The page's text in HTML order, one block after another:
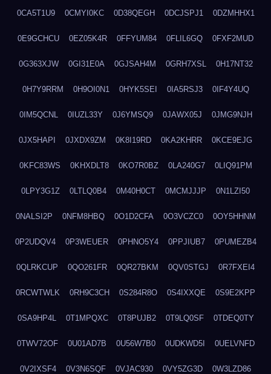
0CA5T1U9 0CMYI0KC 0D38QEGH 0DCJSPJ1 0DZMHHX1
0E9GCHCU 0EZ05K4R 0FFYUM84 0FLIL6GQ 0FXF2MUD
0G363XJW 0GI31E0A 0GJSAH4M 0GRH7XSL 0H17NT32
0H7Y9RRM 0H9OI0N1 0HYK5SEI 0IA5RSJ3 0IF4Y4UQ
0IM5QCNL 0IUZL33Y 0J6YMSQ9 0JAWX05J 0JMG9NJH
0JX5HAPI 0JXDX9ZM 0K8I19RD 0KA2KHRR 0KCE9EJG
0KFC83WS 0KHXDLT8 0KO7R0BZ 0LA240G7 0LIQ91PM
0LPY3G1Z 0LTLQ0B4 0M40H0CT 0MCMJJJP 0N1LZI50
0NALSI2P 0NFM8HBQ 0O1D2CFA 0O3VCZC0 0OY5HHNM
0P2UDQV4 0P3WEUER 0PHNO5Y4 0PPJIUB7 0PUMEZB4
0QLRKCUP 0QO261FR 0QR27BKM 0QV0STGJ 0R7FXEI4
0RCWTWLK 0RH9C3CH 0S284R8O 0S4IXXQE 0S9E2KPP
0SA9HP4L 0T1MPQXC 0T8PUJB2 0T9LQ0SF 0TDEQ0TY
0TWV72OF 0U01AD7B 0U56W7B0 0UDKWD5I 0UELVNFD
0V2IXSF4 0V3N6SQF 0VJAC930 0VY5ZG3D 0W3LZD86